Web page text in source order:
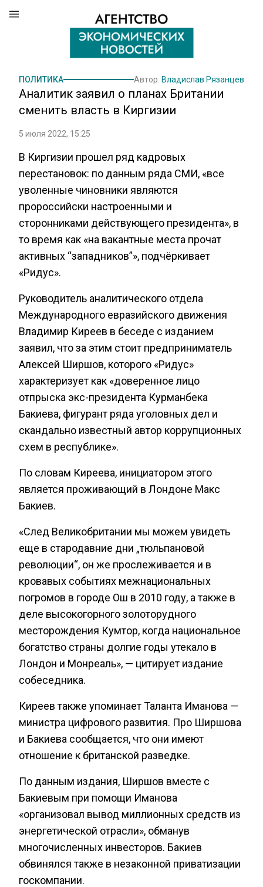
ПОЛИТИКА Автор: Владислав Рязанцев
Аналитик заявил о планах Британии
сменить власть в Киргизии
5 июля 2022, 15:25
В Киргизии прошел ряд кадровых
перестановок: по данным ряда СМИ, «все
уволенные чиновники являются
пророссийски настроенными и
сторонниками действующего президента», в
то время как «на вакантные места прочат
активных “западников”», подчёркивает
«Ридус».
Руководитель аналитического отдела
Международного евразийского движения
Владимир Киреев в беседе с изданием
заявил, что за этим стоит предприниматель
Алексей Ширшов, которого «Ридус»
характеризует как «доверенное лицо
отпрыска экс-президента Курманбека
Бакиева, фигурант ряда уголовных дел и
скандально известный автор коррупционных
схем в республике».
По словам Киреева, инициатором этого
является проживающий в Лондоне Макс
Бакиев.
«След Великобритании мы можем увидеть
еще в стародавние дни „тюльпановой
революции“, он же прослеживается и в
кровавых событиях межнациональных
погромов в городе Ош в 2010 году, а также в
деле высокогорного золоторудного
месторождения Кумтор, когда национальное
богатство страны долгие годы утекало в
Лондон и Монреаль», — цитирует издание
собеседника.
Киреев также упоминает Таланта Иманова —
министра цифрового развития. Про Ширшова
и Бакиева сообщается, что они имеют
отношение к британской разведке.
По данным издания, Ширшов вместе с
Бакиевым при помощи Иманова
«организовал вывод миллионных средств из
энергетической отрасли», обманув
многочисленных инвесторов. Бакиев
обвинялся также в незаконной приватизации
госкомпании.